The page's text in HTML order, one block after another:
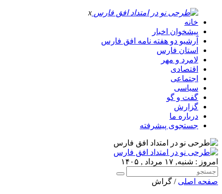
x
خانه
پیشخوان اخبار
آرشیو دو هفته نامه افق فارس
استان فارس
لامرد و مهر
اقتصادی
اجتماعی
سیاسی
گفت و گو
گزارش
درباره ما
جستجوی پیشرفته
امروز : شنبه, ۱۷ مرداد , ۱۴۰۵
صفحه اصلی / گراش